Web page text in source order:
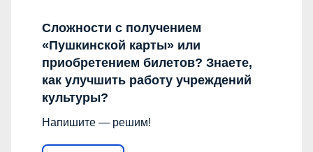
Сложности с получением
«Пушкинской карты» или
приобретением билетов? Знаете,
как улучшить работу учреждений
культуры?
Напишите — решим!